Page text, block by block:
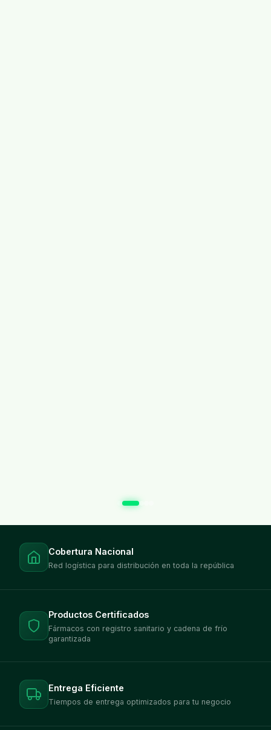
Cobertura Nacional
Red logística para distribución en toda la república
Productos Certificados
Fármacos con registro sanitario y cadena de frío
garantizada
Entrega Eficiente
Tiempos de entrega optimizados para tu negocio